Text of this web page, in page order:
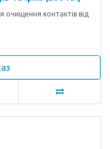
очищення контактів від